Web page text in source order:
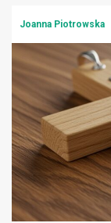
Joanna Piotrowska